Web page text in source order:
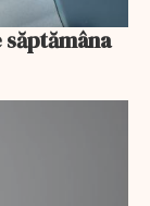
săptămâna